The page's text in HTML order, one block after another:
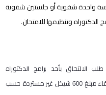
واحدة شفوية أو جلستين شفوية
الدكتوراه وتنظيمها للامتحان.
الالتحاق بأحد برامج الدكتوراه
المطروحة من خلال شراء بطاقة الالتحاق لقاء مبلغ 600 شيكل غير مستردة حسب